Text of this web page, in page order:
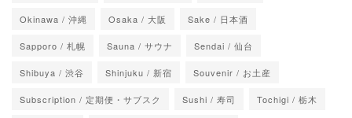
Okinawa / 沖縄 Osaka / 大阪 Sake / 日本酒
Sapporo / 札幌 Sauna / サウナ Sendai / 仙台
Shibuya / 渋谷 Shinjuku / 新宿 Souvenir / お土産
Subscription / 定期便・サブスク Sushi / 寿司 Tochigi / 栃木